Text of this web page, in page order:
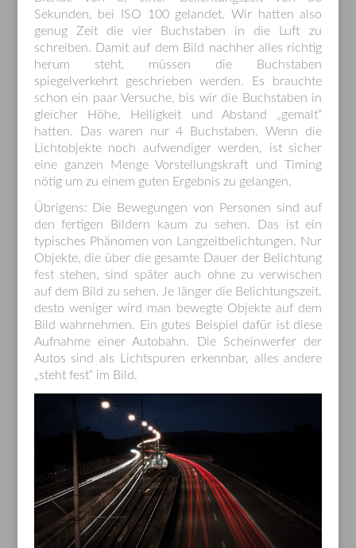
Sekunden, bei ISO 100 gelandet. Wir hatten also
genug Zeit die vier Buchstaben in die Luft zu
schreiben. Damit auf dem Bild nachher alles richtig
herum steht, müssen die Buchstaben
spiegelverkehrt geschrieben werden. Es brauchte
schon ein paar Versuche, bis wir die Buchstaben in
gleicher Höhe, Helligkeit und Abstand „gemalt“
hatten. Das waren nur 4 Buchstaben. Wenn die
Lichtobjekte noch aufwendiger werden, ist sicher
eine ganzen Menge Vorstellungskraft und Timing
nötig um zu einem guten Ergebnis zu gelangen.
Übrigens: Die Bewegungen von Personen sind auf
den fertigen Bildern kaum zu sehen. Das ist ein
typisches Phänomen von Langzeitbelichtungen. Nur
Objekte, die über die gesamte Dauer der Belichtung
fest stehen, sind später auch ohne zu verwischen
auf dem Bild zu sehen. Je länger die Belichtungszeit,
desto weniger wird man bewegte Objekte auf dem
Bild wahrnehmen. Ein gutes Beispiel dafür ist diese
Aufnahme einer Autobahn. Die Scheinwerfer der
Autos sind als Lichtspuren erkennbar, alles andere
„steht fest“ im Bild.